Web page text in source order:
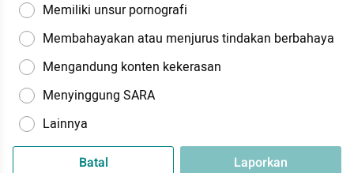
Memiliki unsur pornografi
Membahayakan atau menjurus tindakan berbahaya
Mengandung konten kekerasan
Menyinggung SARA
Lainnya
Batal Laporkan